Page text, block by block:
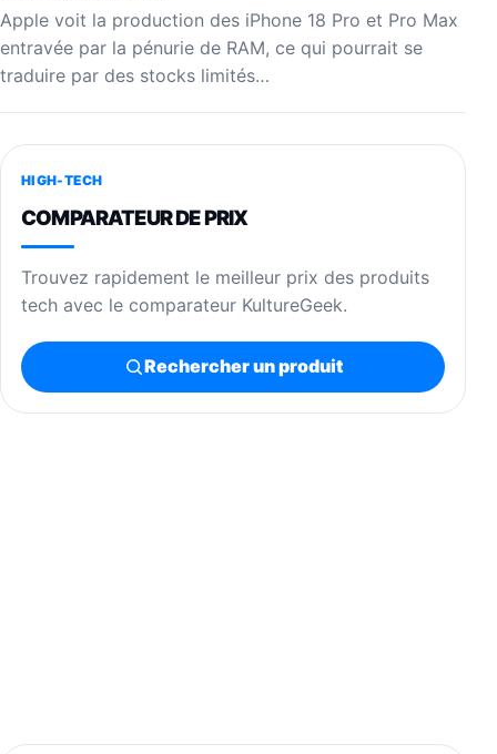
Apple voit la production des iPhone 18 Pro et Pro Max
entravée par la pénurie de RAM, ce qui pourrait se
traduire par des stocks limités…
HIGH-TECH
COMPARATEUR DE PRIX
Trouvez rapidement le meilleur prix des produits
tech avec le comparateur KultureGeek.
Rechercher un produit